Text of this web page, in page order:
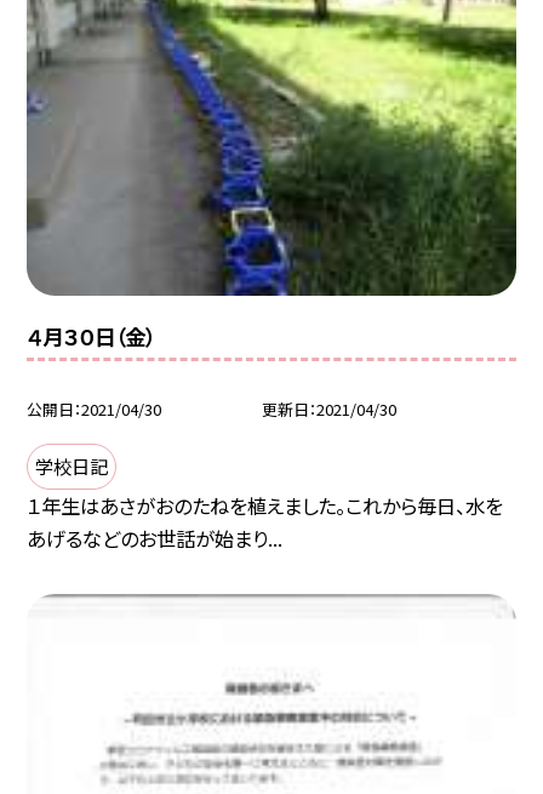
４月３０日（金）
公開日 2021/04/30 更新日 2021/04/30
学校日記
１年生はあさがおのたねを植えました。これから毎日、水を
あげるなどのお世話が始まり...